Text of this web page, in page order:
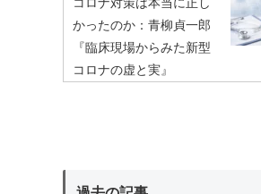
かったのか：青柳貞一郎
『臨床現場からみた新型
コロナの虚と実』